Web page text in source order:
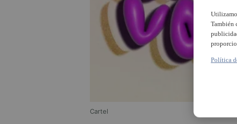
Cartel
También
Política